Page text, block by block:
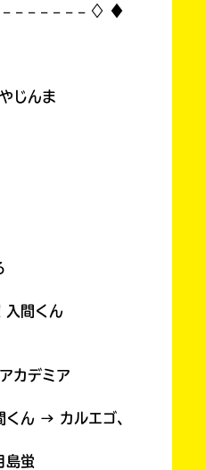
𓐄 𓐄 𓐄 𓐄 𓐄 𓐄 ♢ ♦︎
じんま
入間くん
デミア
くん → カルエゴ、
蛍